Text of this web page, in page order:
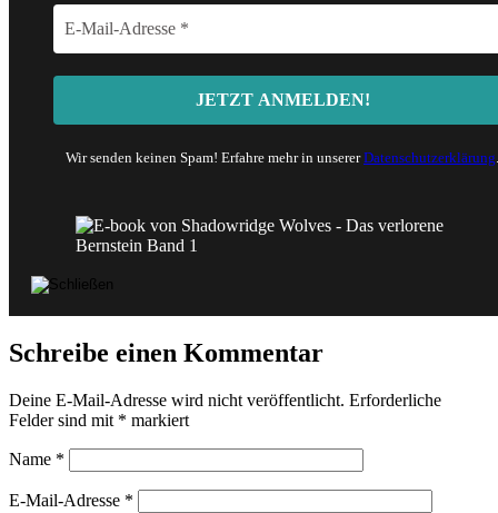
Wir senden keinen Spam! Erfahre mehr in unsererDatenschutzerklärung.
Schreibe einen Kommentar
Deine E-Mail-Adresse wird nicht veröffentlicht. Erforderliche
Felder sind mit * markiert
Name *
E-Mail-Adresse *